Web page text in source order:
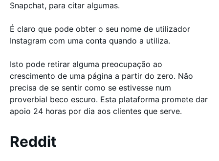
Snapchat, para citar algumas.
É claro que pode obter o seu nome de utilizador
Instagram com uma conta quando a utiliza.
Isto pode retirar alguma preocupação ao
crescimento de uma página a partir do zero. Não
precisa de se sentir como se estivesse num
proverbial beco escuro. Esta plataforma promete dar
apoio 24 horas por dia aos clientes que serve.
Reddit